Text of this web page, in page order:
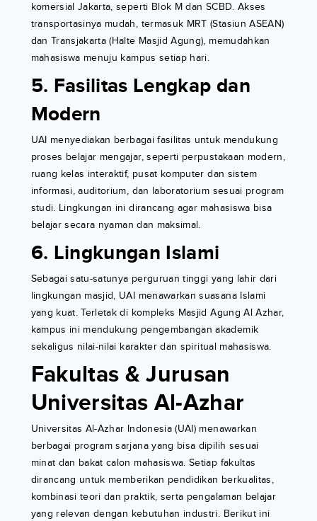
komersial Jakarta, seperti Blok M dan SCBD. Akses
transportasinya mudah, termasuk MRT (Stasiun ASEAN)
dan Transjakarta (Halte Masjid Agung), memudahkan
mahasiswa menuju kampus setiap hari.
5. Fasilitas Lengkap dan
Modern
UAI menyediakan berbagai fasilitas untuk mendukung
proses belajar mengajar, seperti perpustakaan modern,
ruang kelas interaktif, pusat komputer dan sistem
informasi, auditorium, dan laboratorium sesuai program
studi. Lingkungan ini dirancang agar mahasiswa bisa
belajar secara nyaman dan maksimal.
6. Lingkungan Islami
Sebagai satu-satunya perguruan tinggi yang lahir dari
lingkungan masjid, UAI menawarkan suasana Islami
yang kuat. Terletak di kompleks Masjid Agung Al Azhar,
kampus ini mendukung pengembangan akademik
sekaligus nilai-nilai karakter dan spiritual mahasiswa.
Fakultas & Jurusan
Universitas Al-Azhar
Universitas Al-Azhar Indonesia (UAI) menawarkan
berbagai program sarjana yang bisa dipilih sesuai
minat dan bakat calon mahasiswa. Setiap fakultas
dirancang untuk memberikan pendidikan berkualitas,
kombinasi teori dan praktik, serta pengalaman belajar
yang relevan dengan kebutuhan industri. Berikut ini